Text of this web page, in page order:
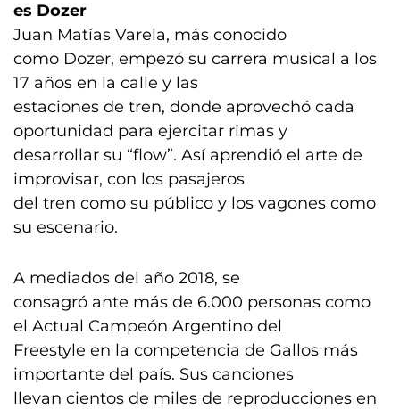
es Dozer
Juan Matías Varela, más conocido
como Dozer, empezó su carrera musical a los
17 años en la calle y las
estaciones de tren, donde aprovechó cada
oportunidad para ejercitar rimas y
desarrollar su “flow”. Así aprendió el arte de
improvisar, con los pasajeros
del tren como su público y los vagones como
su escenario.
A mediados del año 2018, se
consagró ante más de 6.000 personas como
el Actual Campeón Argentino del
Freestyle en la competencia de Gallos más
importante del país. Sus canciones
llevan cientos de miles de reproducciones en